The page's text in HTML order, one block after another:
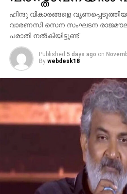
ഹിന്ദു വികാരങ്ങളെ
വാരണസി സെന സംഘടന
പരാതി നല്‍കിയിട്ടുണ്ട്
Published 5 days ago on
By webdesk18